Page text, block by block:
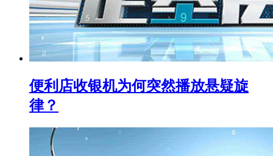
便利店收银机为何突然播放悬疑旋
律？